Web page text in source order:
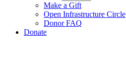
Make a Gift
Open Infrastructure Circle
Donor FAQ
Donate